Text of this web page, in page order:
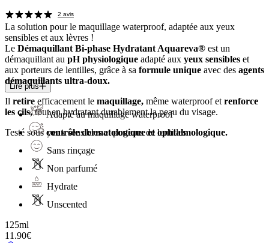
2 avis
La solution pour le maquillage waterproof, adaptée aux yeux
sensibles et aux lèvres !
Le Démaquillant Bi-phase Hydratant Aquareva® est un
démaquillant au pH physiologique adapté aux yeux sensibles et
aux porteurs de lentilles, grâce à sa formule unique avec des agents
démaquillants ultra-doux.
Il retire efficacement le maquillage, même waterproof et renforce
les cils,tout en hydratant durablement la peau du visage.
Testé souscontrôle dermatologique et ophtalmologique.
Lire plus
Adapté au maquillage waterproof
yeux sensibles et porteurs de lentilles
Sans rinçage
Non parfumé
Hydrate
Unscented
125ml
11.90€